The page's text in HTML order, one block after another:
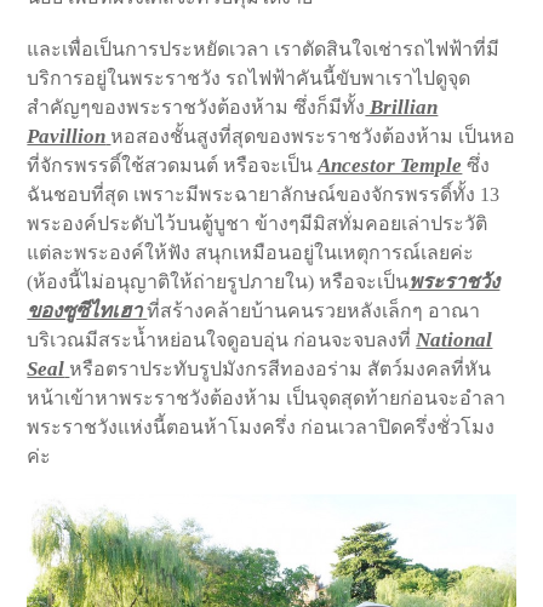
และเพื่อเป็นการประหยัดเวลา เราตัดสินใจเช่ารถไฟฟ้าที่มี
บริการอยู่ในพระราชวัง รถไฟฟ้าคันนี้ขับพาเราไปดูจุด
สำคัญๆของพระราชวังต้องห้าม ซึ่งก็มีทั้ง Brillian
Pavillion หอสองชั้นสูงที่สุดของพระราชวังต้องห้าม เป็นหอ
ที่จักรพรรดิ์ใช้สวดมนต์ หรือจะเป็นAncestor Temple ซึ่ง
ฉันชอบที่สุด เพราะมีพระฉายาลักษณ์ของจักรพรรดิ์ทั้ง 13
พระองค์ประดับไว้บนตู้บูชา ข้างๆมีมิสทั่มคอยเล่าประวัติ
แต่ละพระองค์ให้ฟัง สนุกเหมือนอยู่ในเหตุการณ์เลยค่ะ
(ห้องนี้ไม่อนุญาติให้ถ่ายรูปภายใน) หรือจะเป็นพระราชวัง
ของซูซีไทเฮา ที่สร้างคล้ายบ้านคนรวยหลังเล็กๆ อาณา
บริเวณมีสระน้ำหย่อนใจดูอบอุ่น ก่อนจะจบลงที่ National
Seal หรือตราประทับรูปมังกรสีทองอร่าม สัตว์มงคลที่หัน
หน้าเข้าหาพระราชวังต้องห้าม เป็นจุดสุดท้ายก่อนจะอำลา
พระราชวังแห่งนี้ตอนห้าโมงครึ่ง ก่อนเวลาปิดครึ่งชั่วโมง
ค่ะ